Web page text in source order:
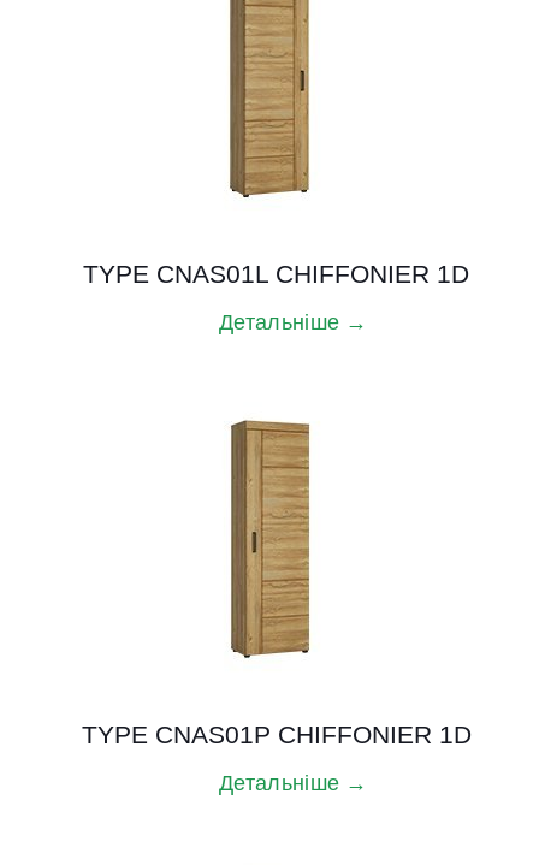
TYPE CNAS01L CHIFFONIER 1D
Детальніше →
TYPE CNAS01P CHIFFONIER 1D
Детальніше →